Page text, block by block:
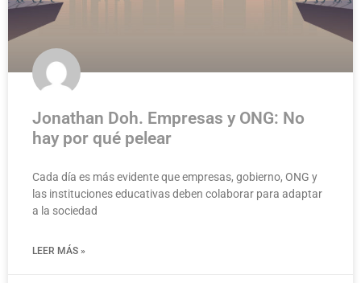
Jonathan Doh. Empresas y ONG: No
hay por qué pelear
Cada día es más evidente que empresas, gobierno, ONG y
las instituciones educativas deben colaborar para adaptar
a la sociedad
LEER MÁS »